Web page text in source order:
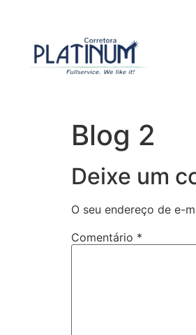
Blog 2
Deixe um
O seu endereço de e-
Comentário *